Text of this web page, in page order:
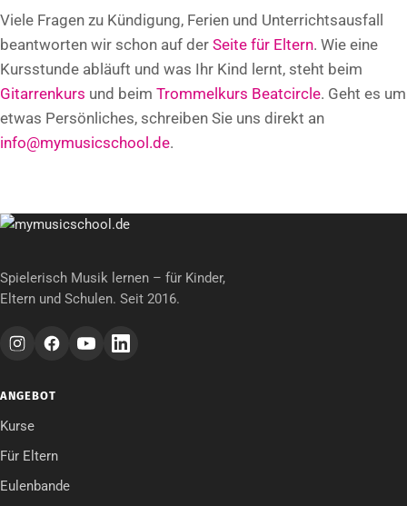
Viele Fragen zu Kündigung, Ferien und Unterrichtsausfall
beantworten wir schon auf der Seite für Eltern. Wie eine
Kursstunde abläuft und was Ihr Kind lernt, steht beim
Gitarrenkurs und beim Trommelkurs Beatcircle. Geht es um
etwas Persönliches, schreiben Sie uns direkt an
info@mymusicschool.de.
Spielerisch Musik lernen – für Kinder,
Eltern und Schulen. Seit 2016.
ANGEBOT
Kurse
Für Eltern
Eulenbande